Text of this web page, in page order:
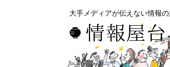
大手メディアが伝えない情報の
情報屋台